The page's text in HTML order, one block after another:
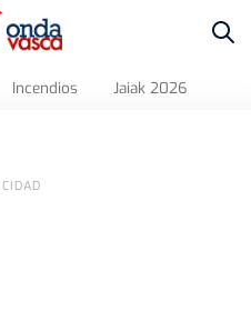
Incendios Jaiak 2026